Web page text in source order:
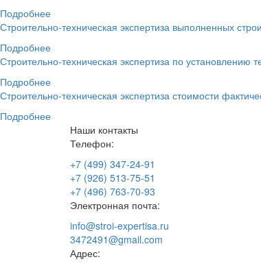
Подробнее
Строительно-техническая экспертиза выполненных
Подробнее
Строительно-техническая экспертиза по установлению
Подробнее
Строительно-техническая экспертиза стоимости
Подробнее
Наши контакты
Телефон:
+7 (499) 347-24-91
+7 (926) 513-75-51
+7 (496) 763-70-93
Электронная почта:
info@stroi-expertisa.ru
3472491@gmail.com
Адрес: